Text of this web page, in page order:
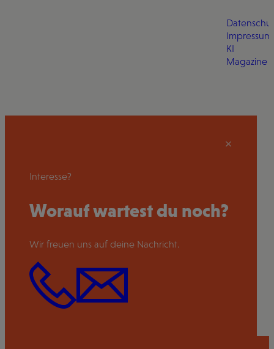
Impressum
KI
Magazine
Interesse?
Worauf wartest du noch?
Wir freuen uns auf deine Nachricht.